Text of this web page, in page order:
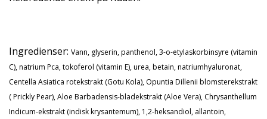
Ingredienser: Vann, glyserin, panthenol, 3-o-etylaskorbinsyre (vitamin
C), natrium Pca, tokoferol (vitamin E), urea, betain, natriumhyaluronat,
Centella Asiatica rotekstrakt (Gotu Kola), Opuntia Dillenii blomsterekstrakt
( Prickly Pear), Aloe Barbadensis-bladekstrakt (Aloe Vera), Chrysanthellum
Indicum-ekstrakt (indisk krysantemum), 1,2-heksandiol, allantoin,